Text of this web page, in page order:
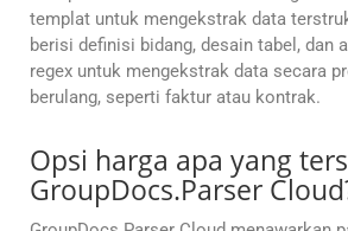
templat untuk mengekstrak data
berisi definisi bidang, desain tabel, dan
regex untuk mengekstrak data secara
berulang, seperti faktur atau kontrak.
Opsi harga apa yang
GroupDocs.Parser